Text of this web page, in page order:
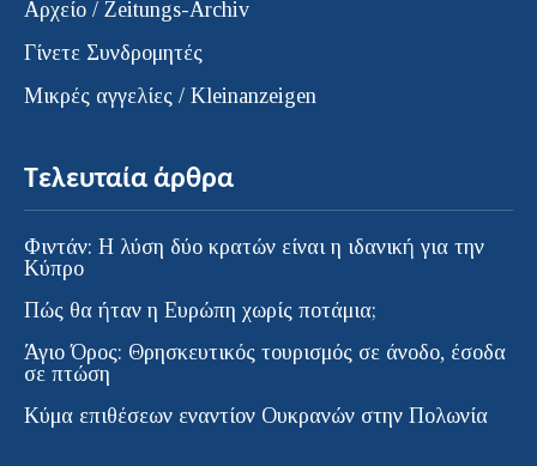
Αρχείο / Zeitungs-Archiv
Γίνετε Συνδρομητές
Μικρές αγγελίες / Kleinanzeigen
Τελευταία άρθρα
Φιντάν: Η λύση δύο κρατών είναι η ιδανική για την
Κύπρο
Πώς θα ήταν η Ευρώπη χωρίς ποτάμια;
Άγιο Όρος: Θρησκευτικός τουρισμός σε άνοδο, έσοδα
σε πτώση
Κύμα επιθέσεων εναντίον Ουκρανών στην Πολωνία